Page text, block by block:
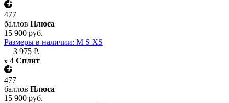
477
баллов Плюса
15 900 руб.
Размеры в наличии: M S XS
3 975 Р.
x 4 Сплит
477
баллов Плюса
15 900 руб.